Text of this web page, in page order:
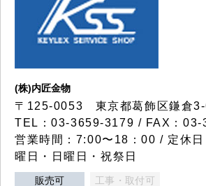
(株)内匠金物
〒125-0053 東京都葛飾区鎌倉
TEL：03-3659-3179 / FAX：03-
営業時間：7:00〜18：00 / 定休日
曜日・日曜日・祝祭日
販売可 工事・取付可